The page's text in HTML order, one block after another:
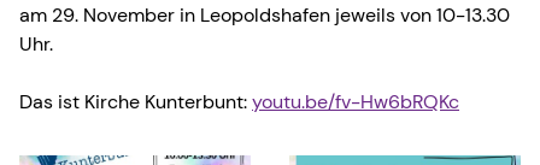
am 29. November in Leopoldshafen jeweils von 10-13.30
Uhr.
Das ist Kirche Kunterbunt:youtu.be/fv-Hw6bRQKc